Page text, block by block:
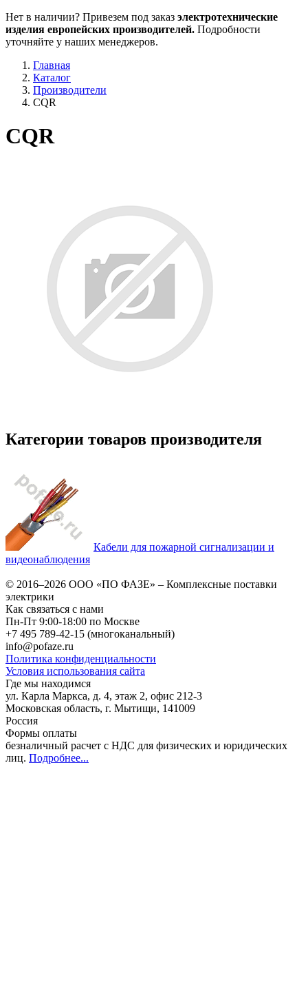
Нет в наличии? Привезем под заказ электротехнические
изделия европейских производителей. Подробности
уточняйте у наших менеджеров.
Главная
Каталог
Производители
CQR
CQR
Категории товаров производителя
Кабели для пожарной сигнализации и
видеонаблюдения
© 2016–2026 ООО «ПО ФАЗЕ» – Комплексные поставки
электрики
Как связаться с нами
Пн-Пт 9:00-18:00 по Москве
+7 495 789-42-15 (многоканальный)
info@pofaze.ru
Политика конфиденциальности
Условия использования сайта
Где мы находимся
ул. Карла Маркса, д. 4, этаж 2, офис 212-3
Московская область, г. Мытищи, 141009
Россия
Формы оплаты
безналичный расчет с НДС для физических и юридических
лиц. Подробнее...